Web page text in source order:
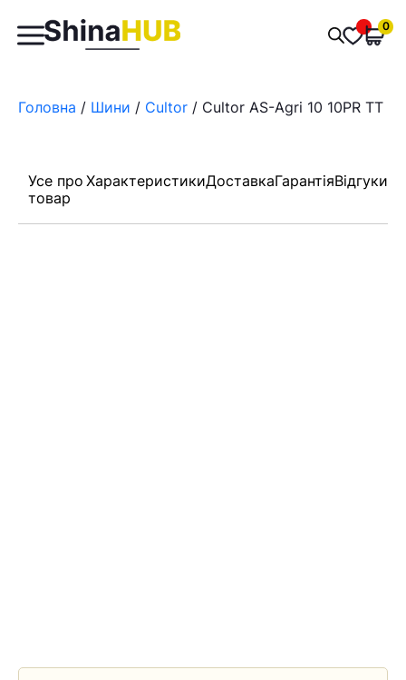
Пошук
товарів
0
Головна / Шини / Cultor / Cultor AS-Agri 10 10PR TT
Усе про
товар
ХарактеристикиДоставкаГарантіяВідгуки